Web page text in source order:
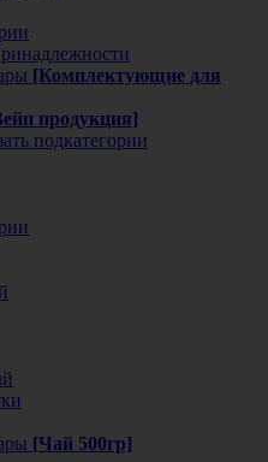
[Комплектующие для
продукция]
подкатегории
[Чай 500гр]